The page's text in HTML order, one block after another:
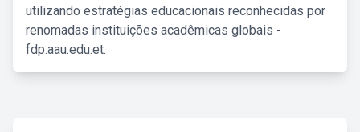
utilizando estratégias educacionais reconhecidas por
renomadas instituições acadêmicas globais -
fdp.aau.edu.et.